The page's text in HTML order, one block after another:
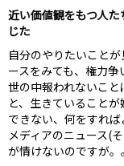
近い価値観をもつ人
じた
自分のやりたいこと
ースをみても、権力
世の中報われないこ
と、生きていること
できない、何をすれ
メディアのニュース(
が情けないのですが。